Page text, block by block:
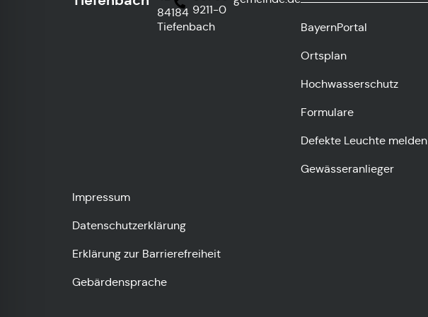
84184
Tiefenbach
9211-0
BayernPortal
Ortsplan
Hochwasserschutz
Formulare
Defekte Leuchte melden
Gewässeranlieger
Impressum
Datenschutzerklärung
Erklärung zur Barrierefreiheit
Gebärdensprache